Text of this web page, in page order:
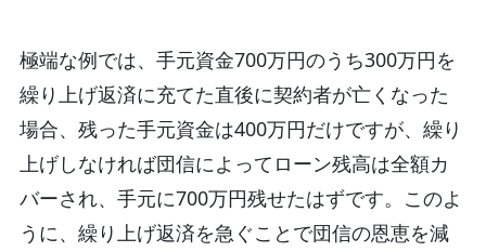
極端な例では、手元資金700万円のうち300万円を
繰り上げ返済に充てた直後に契約者が亡くなった
場合、残った手元資金は400万円だけですが、繰り
上げしなければ団信によってローン残高は全額カ
バーされ、手元に700万円残せたはずです。このよ
うに、繰り上げ返済を急ぐことで団信の恩恵を減